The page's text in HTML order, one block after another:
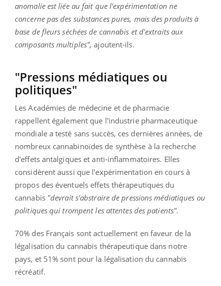
anomalie est liée au fait que l'expérimentation ne
concerne pas des substances pures, mais des produits à
base de fleurs séchées de cannabis et d'extraits aux
composants multiples", ajoutent-ils.
"Pressions médiatiques ou
politiques"
Les Académies de médecine et de pharmacie
rappellent également que l'industrie pharmaceutique
mondiale a testé sans succès, ces dernières années, de
nombreux cannabinoïdes de synthèse à la recherche
d'effets antalgiques et anti-inflammatoires. Elles
considèrent aussi que l'expérimentation en cours à
propos des éventuels effets thérapeutiques du
cannabis "devrait s'abstraire de pressions médiatiques ou
politiques qui trompent les attentes des patients".
70% des Français sont actuellement en faveur de la
légalisation du cannabis thérapeutique dans notre
pays, et 51% sont pour la légalisation du cannabis
récréatif.